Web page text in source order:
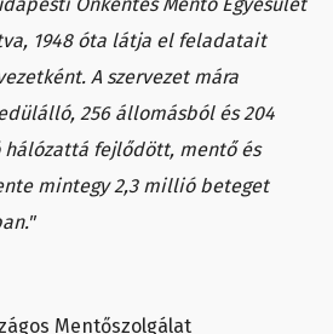
Önkéntes Mentő Egyesület
1948 óta látja el feladatait
A szervezet mára
256 állomásból és 204
fejlődött, mentő és
mintegy 2,3 millió beteget
Mentőszolgálat